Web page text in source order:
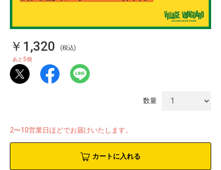
￥1,320 (税込)
あと5個
数量
2〜10営業日ほどでお届けいたします。
カートに入れる